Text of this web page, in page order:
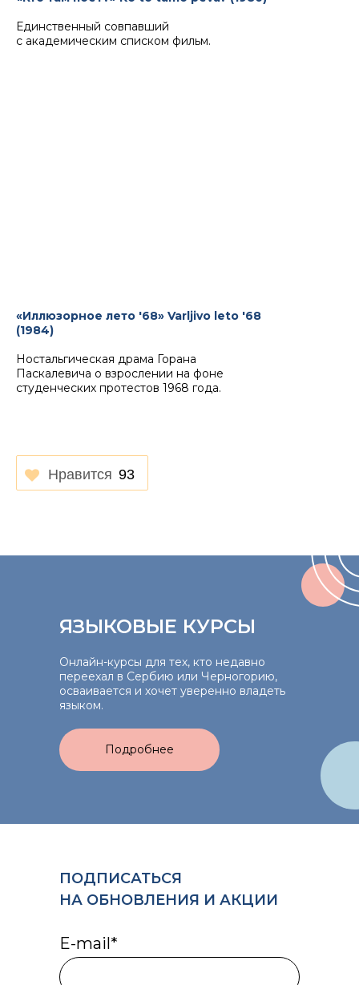
Единственный совпавший
с академическим списком фильм.
«Иллюзорное лето '68» Varljivo leto '68
(1984)
Ностальгическая драма Горана
Паскалевича о взрослении на фоне
студенческих протестов 1968 года.
Нравится 93
ЯЗЫКОВЫЕ КУРСЫ
Онлайн-курсы для тех, кто недавно
переехал в Сербию или Черногорию,
осваивается и хочет уверенно владеть
языком.
Подробнее
E-mail*
ПОДПИСАТЬСЯ
НА ОБНОВЛЕНИЯ И АКЦИИ